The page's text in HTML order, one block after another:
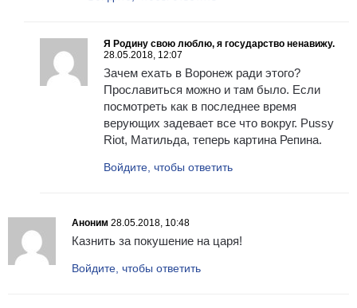
Я Родину свою люблю, я государство ненавижу.
28.05.2018, 12:07
Зачем ехать в Воронеж ради этого?
Прославиться можно и там было. Если
посмотреть как в последнее время
верующих задевает все что вокруг. Pussy
Riot, Матильда, теперь картина Репина.
Войдите, чтобы ответить
Аноним 28.05.2018, 10:48
Казнить за покушение на царя!
Войдите, чтобы ответить